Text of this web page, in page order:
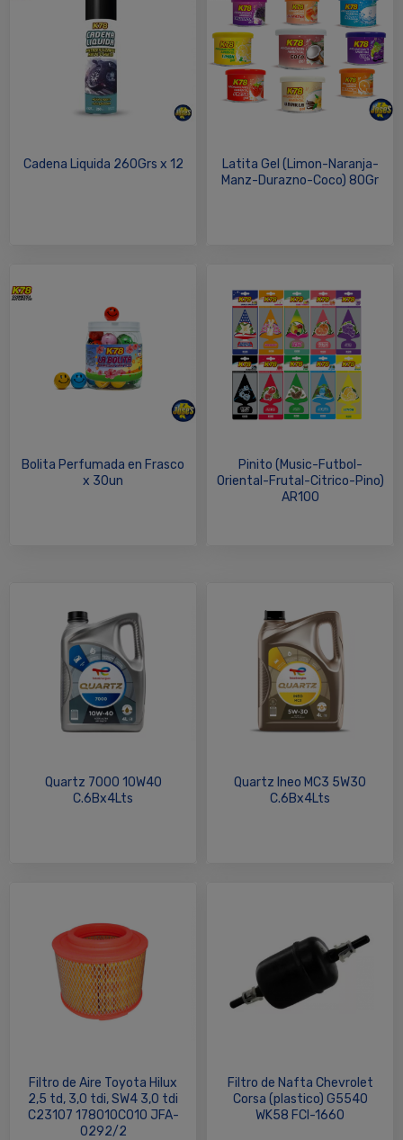
Cadena Liquida 260Grs x 12
Latita Gel (Limon-Naranja-
Manz-Durazno-Coco) 80Gr
Bolita Perfumada en Frasco
x 30un
Pinito (Music-Futbol-
Oriental-Frutal-Citrico-Pino)
AR100
Quartz 7000 10W40
C.6Bx4Lts
Quartz Ineo MC3 5W30
C.6Bx4Lts
Filtro de Aire Toyota Hilux
2,5 td, 3,0 tdi, SW4 3,0 tdi
C23107 178010C010 JFA-
0292/2
Filtro de Nafta Chevrolet
Corsa (plastico) G5540
WK58 FCI-1660